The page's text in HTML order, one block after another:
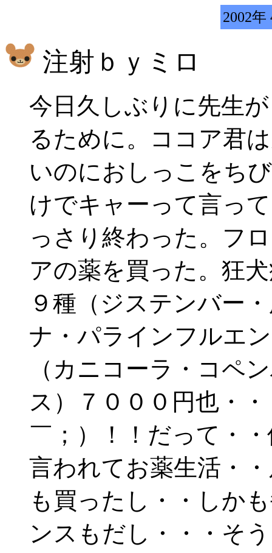
2002年
注射ｂｙミロ
今日久しぶりに先生
るために。ココア君
いのにおしっこをち
けでキャーって言っ
っさり終わった。フ
アの薬を買った。狂
９種（ジステンバー
ナ・パラインフルエ
（カニコーラ・コペ
ス）７０００円也・
￣；）！！だって・
言われてお薬生活・
も買ったし・・しか
ンスもだし・・・そ